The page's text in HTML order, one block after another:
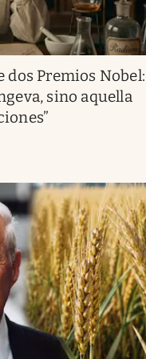
dos Premios Nobel:
sino aquella